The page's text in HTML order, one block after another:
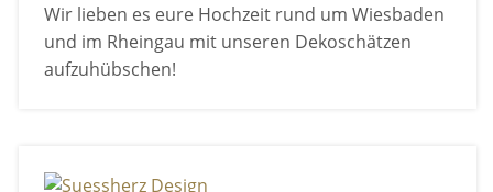
Wir lieben es eure Hochzeit rund um Wiesbaden
und im Rheingau mit unseren Dekoschätzen
aufzuhübschen!